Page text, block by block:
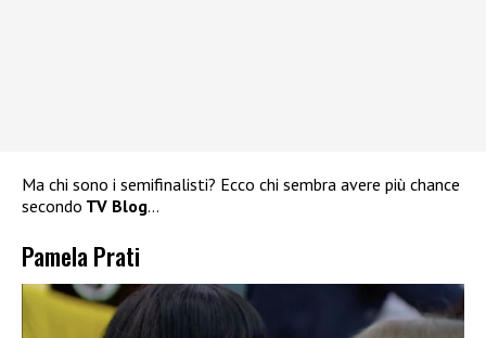
Ma chi sono i semifinalisti? Ecco chi sembra avere più chance
secondo TV Blog…
Pamela Prati